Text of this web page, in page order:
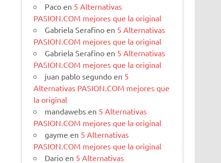
Paco en 5 Alternativas
PASION.COM mejores que la original
Gabriela Serafino en 5 Alternativas
PASION.COM mejores que la original
Gabriela Serafino en 5 Alternativas
PASION.COM mejores que la original
juan pablo segundo en 5
Alternativas PASION.COM mejores que
la original
mandawebs en 5 Alternativas
PASION.COM mejores que la original
gayme en 5 Alternativas
PASION.COM mejores que la original
Dario en 5 Alternativas